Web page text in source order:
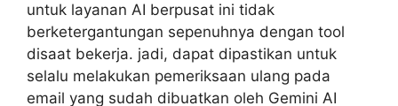
untuk layanan AI berpusat ini tidak
berketergantungan sepenuhnya dengan tool
disaat bekerja. jadi, dapat dipastikan untuk
selalu melakukan pemeriksaan ulang pada
email yang sudah dibuatkan oleh Gemini AI